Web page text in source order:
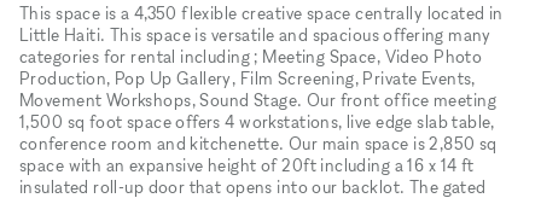
This space is a 4,350 flexible creative space centrally located in
Little Haiti. This space is versatile and spacious offering many
categories for rental including ; Meeting Space, Video Photo
Production, Pop Up Gallery, Film Screening, Private Events,
Movement Workshops, Sound Stage. Our front office meeting
1,500 sq foot space offers 4 workstations, live edge slab table,
conference room and kitchenette. Our main space is 2,850 sq
space with an expansive height of 20ft including a 16 x 14 ft
insulated roll-up door that opens into our backlot. The gated